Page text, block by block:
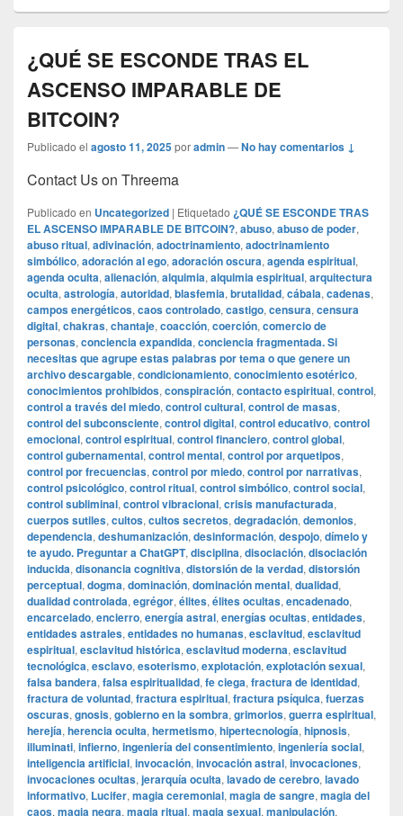
¿QUÉ SE ESCONDE TRAS EL
ASCENSO IMPARABLE DE
BITCOIN?
Publicado el agosto 11, 2025poradmin—No hay comentarios ↓
Contact Us on Threema
Publicado en Uncategorized | Etiquetado ¿QUÉ SE ESCONDE TRAS
EL ASCENSO IMPARABLE DE BITCOIN?, abuso, abuso de poder,
abuso ritual, adivinación, adoctrinamiento, adoctrinamiento
simbólico, adoración al ego, adoración oscura, agenda espiritual,
agenda oculta, alienación, alquimia, alquimia espiritual, arquitectura
oculta, astrología, autoridad, blasfemia, brutalidad, cábala, cadenas,
campos energéticos, caos controlado, castigo, censura, censura
digital, chakras, chantaje, coacción, coerción, comercio de
personas, conciencia expandida, conciencia fragmentada. Si
necesitas que agrupe estas palabras por tema o que genere un
archivo descargable, condicionamiento, conocimiento esotérico,
conocimientos prohibidos, conspiración, contacto espiritual, control,
control a través del miedo, control cultural, control de masas,
control del subconsciente, control digital, control educativo, control
emocional, control espiritual, control financiero, control global,
control gubernamental, control mental, control por arquetipos,
control por frecuencias, control por miedo, control por narrativas,
control psicológico, control ritual, control simbólico, control social,
control subliminal, control vibracional, crisis manufacturada,
cuerpos sutiles, cultos, cultos secretos, degradación, demonios,
dependencia, deshumanización, desinformación, despojo, dímelo y
te ayudo. Preguntar a ChatGPT, disciplina, disociación, disociación
inducida, disonancia cognitiva, distorsión de la verdad, distorsión
perceptual, dogma, dominación, dominación mental, dualidad,
dualidad controlada, egrégor, élites, élites ocultas, encadenado,
encarcelado, encierro, energía astral, energías ocultas, entidades,
entidades astrales, entidades no humanas, esclavitud, esclavitud
espiritual, esclavitud histórica, esclavitud moderna, esclavitud
tecnológica, esclavo, esoterismo, explotación, explotación sexual,
falsa bandera, falsa espiritualidad, fe ciega, fractura de identidad,
fractura de voluntad, fractura espiritual, fractura psíquica, fuerzas
oscuras, gnosis, gobierno en la sombra, grimorios, guerra espiritual,
herejía, herencia oculta, hermetismo, hipertecnología, hipnosis,
illuminati, infierno, ingeniería del consentimiento, ingeniería social,
inteligencia artificial, invocación, invocación astral, invocaciones,
invocaciones ocultas, jerarquía oculta, lavado de cerebro, lavado
informativo, Lucifer, magia ceremonial, magia de sangre, magia del
caos, magia negra, magia ritual, magia sexual, manipulación,